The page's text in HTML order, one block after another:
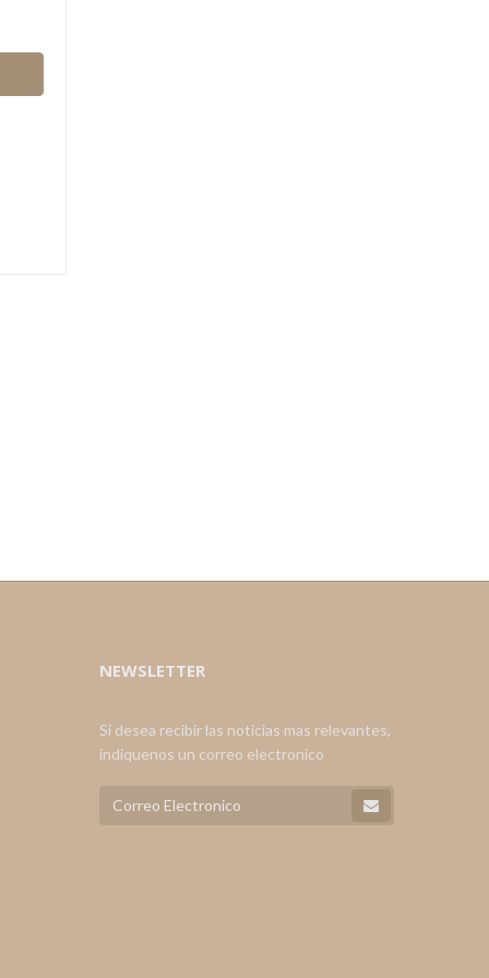
NEWSLETTER
Si desea recibir las noticias mas relevantes,
indiquenos un correo electronico